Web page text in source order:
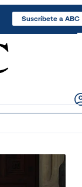
Suscríbete a ABC